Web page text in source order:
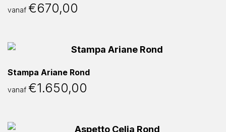
vanaf €670,00
Stampa Ariane Rond
vanaf €1.650,00